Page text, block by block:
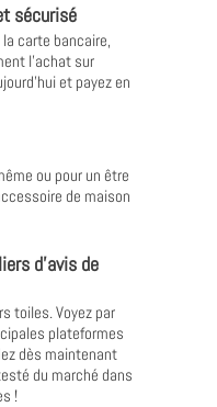
sécurisé
carte bancaire,
l'achat sur
et payez en
ou pour un être
de maison
d'avis de
toiles. Voyez par
plateformes
dès maintenant
du marché dans
!